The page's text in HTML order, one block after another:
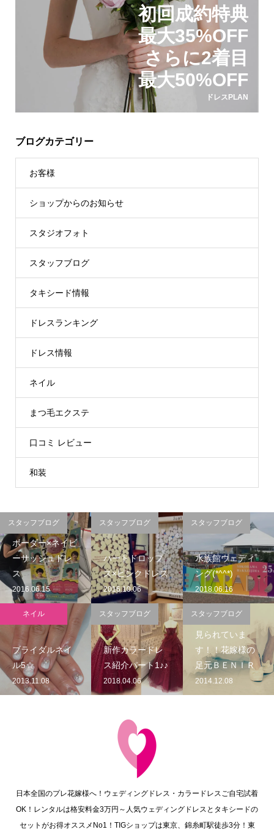
初回成約特典
最大35%OFF
さらに2着目
最大50%OFF
ドレスPLAN
ブログカテゴリー
お客様
ショップからのお知らせ
スタジオフォト
スタッフブログ
タキシード情報
ドレスランキング
ドレス情報
ネイル
まつ毛エクステ
口コミ レビュー
和装
ボーダー×ネイビ
ーサッシュドレ
ス
2016.06.15
スタッフブログ
ハートドロップ
ス×ピンクドレス
2016.10.06
スタッフブログ
水族館ウェディ
ング(*^^*)
2018.06.16
スタッフブログ
ブライダルネイ
ル5☆
2013.11.08
ネイル
新作カラードレ
ス紹介パート1♪♪
2018.04.06
スタッフブログ
見られていま
す！！花嫁様の
足元ＢＥＮＩＲ
2014.12.08
スタッフブログ
日本全国のプレ花嫁様へ！ウェディングドレス・カラードレスご自宅試着
OK！レンタルは格安料金3万円～人気ウェディングドレスとタキシードの
セットがお得オススメNo1！TIGショップは東京、錦糸町駅徒歩3分！東